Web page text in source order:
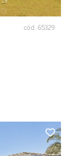
cód. 65329